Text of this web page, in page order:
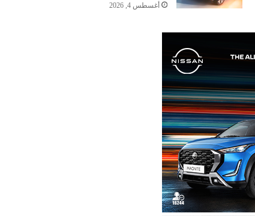
أغسطس 4, 2026